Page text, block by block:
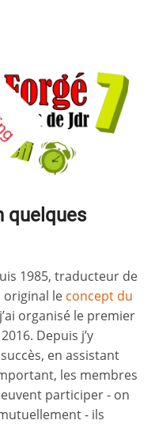
quelques
1985, traducteur de
original le concept du
organisé le premier
Depuis j’y
en assistant
les membres
participer - on
- ils